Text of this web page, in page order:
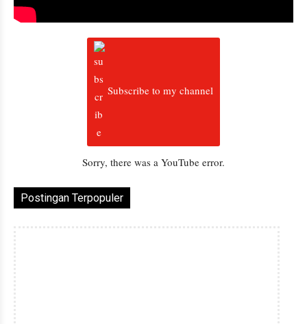
Subscribe to my channel
Sorry, there was a YouTube error.
Postingan Terpopuler